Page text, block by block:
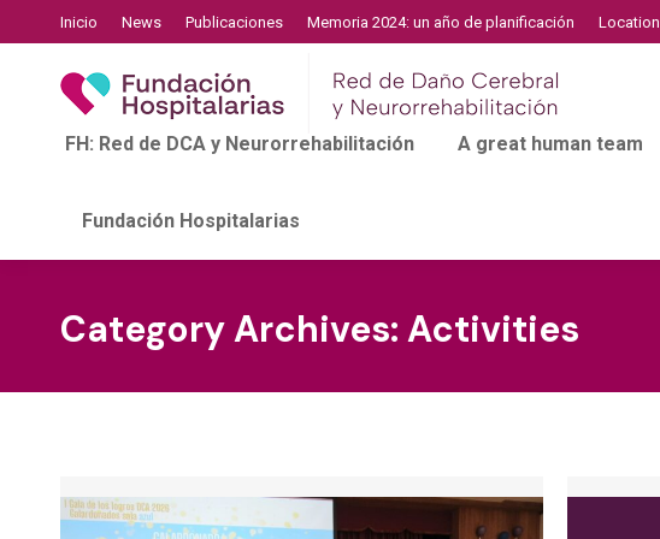
Inicio News Publicaciones Memoria 2024: un año de planificación Location
FH: Red de DCA y Neurorrehabilitación A great human team
Fundación Hospitalarias
Category Archives: Activities